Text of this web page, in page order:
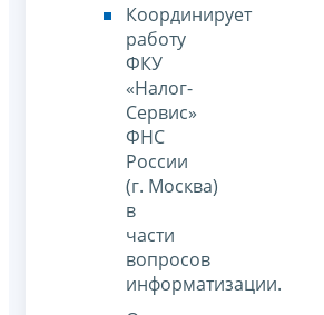
Координирует
работу
ФКУ
«Налог-
Сервис»
ФНС
России
(г. Москва)
в
части
вопросов
информатизации.